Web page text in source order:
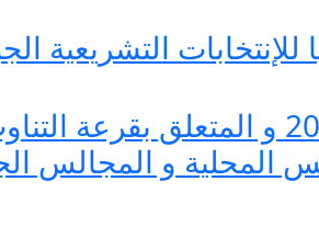
التشريعية
القرار عدد 5 بتاريخ 01 جوان